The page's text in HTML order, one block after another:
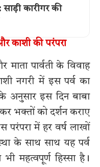
कारीगर की
काशी की परंपरा
माता पार्वती के विवाह
नगरी में इस पर्व का
अनुसार इस दिन बाबा
भक्तों को दर्शन कराए
में हर वर्ष लाखों
के साथ साथ यह पर्व
महत्वपूर्ण हिस्सा है।